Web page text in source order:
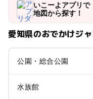
いこーよアプリで
地図から探す！
愛知県のおでかけジ
公園・総合公園
水族館